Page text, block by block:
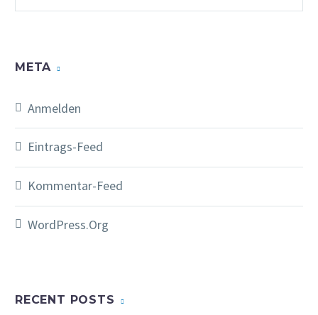
META
Anmelden
Eintrags-Feed
Kommentar-Feed
WordPress.org
RECENT POSTS